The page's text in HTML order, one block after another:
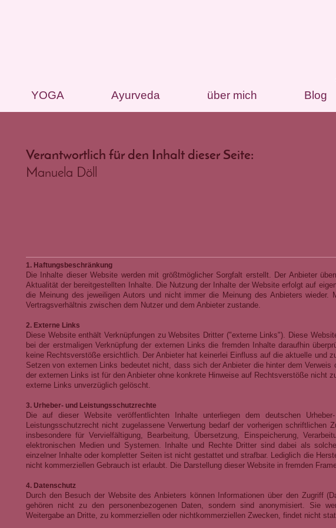
YOGA Ayurveda über mich Blog
Verantwortlich für den Inhalt dieser Seite:
Manuela Döll
1. Haftungsbeschränkung
Die Inhalte dieser Website werden mit größtmöglicher Sorgfalt erstellt. Der Anbieter
Aktualität der bereitgestellten Inhalte. Die Nutzung der Inhalte der Website erfolgt auf
die Meinung des jeweiligen Autors und nicht immer die Meinung des Anbieters
Vertragsverhältnis zwischen dem Nutzer und dem Anbieter zustande.
2. Externe Links
Diese Website enthält Verknüpfungen zu Websites Dritter ("externe Links"). Diese
bei der erstmaligen Verknüpfung der externen Links die fremden Inhalte daraufhin
keine Rechtsverstöße ersichtlich. Der Anbieter hat keinerlei Einfluss auf die aktuelle und
Setzen von externen Links bedeutet nicht, dass sich der Anbieter die hinter dem
der externen Links ist für den Anbieter ohne konkrete Hinweise auf Rechtsverstöße nicht
externe Links unverzüglich gelöscht.
3. Urheber- und Leistungsschutzrechte
Die auf dieser Website veröffentlichten Inhalte unterliegen dem deutschen
Leistungsschutzrecht nicht zugelassene Verwertung bedarf der vorherigen schriftlichen
insbesondere für Vervielfältigung, Bearbeitung, Übersetzung, Einspeicherung,
elektronischen Medien und Systemen. Inhalte und Rechte Dritter sind dabei als
einzelner Inhalte oder kompletter Seiten ist nicht gestattet und strafbar. Lediglich die
nicht kommerziellen Gebrauch ist erlaubt. Die Darstellung dieser Website in fremden
4. Datenschutz
Durch den Besuch der Website des Anbieters können Informationen über den Zugriff
gehören nicht zu den personenbezogenen Daten, sondern sind anonymisiert. Sie
Weitergabe an Dritte, zu kommerziellen oder nichtkommerziellen Zwecken, findet nicht